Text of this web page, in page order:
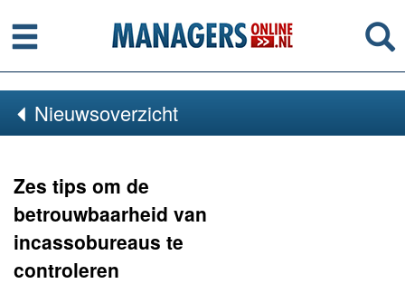
Menu
Nieuwsoverzicht
Zes tips om de
betrouwbaarheid van
incassobureaus te
controleren